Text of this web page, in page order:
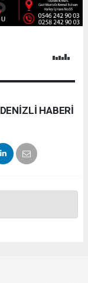
DENIZLI HABERİ